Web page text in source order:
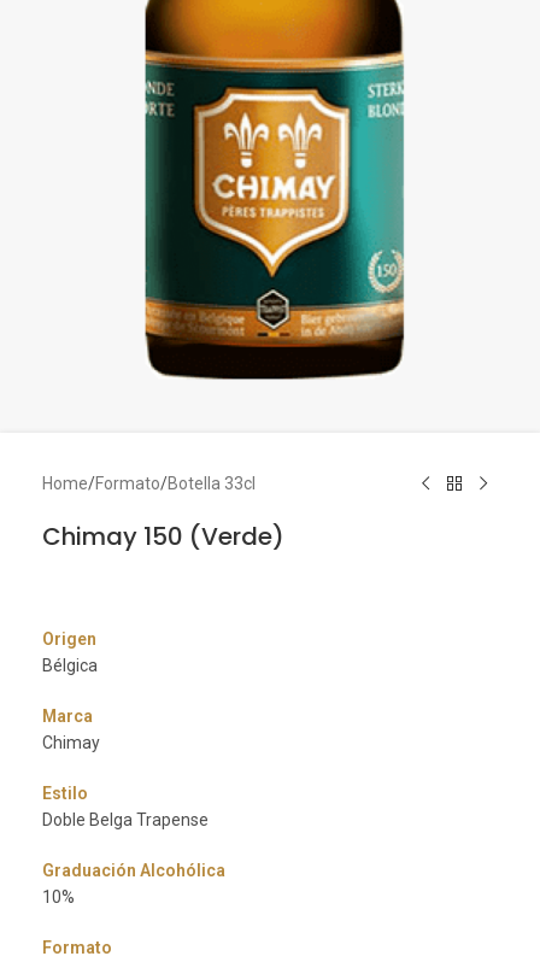
Home/Formato/Botella 33cl
Chimay 150 (Verde)
Origen
Bélgica
Marca
Chimay
Estilo
Doble Belga Trapense
Graduación Alcohólica
10%
Formato